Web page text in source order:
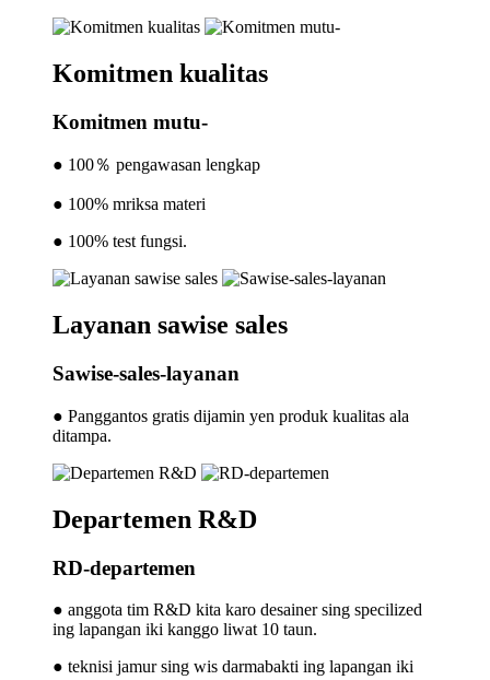
Komitmen kualitas
Komitmen mutu-
● 100％ pengawasan lengkap
● 100% mriksa materi
● 100% test fungsi.
Layanan sawise sales
Sawise-sales-layanan
● Panggantos gratis dijamin yen produk kualitas ala
ditampa.
Departemen R&D
RD-departemen
● anggota tim R&D kita karo desainer sing specilized
ing lapangan iki kanggo liwat 10 taun.
● teknisi jamur sing wis darmabakti ing lapangan iki